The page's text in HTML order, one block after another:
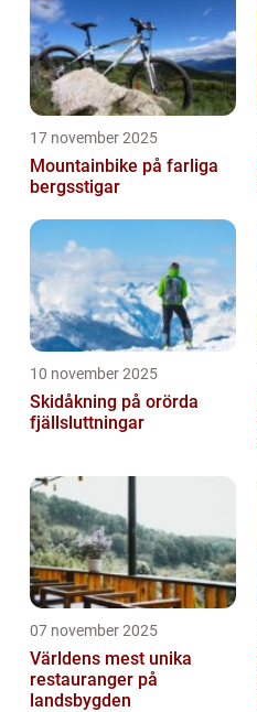
17 november 2025
Mountainbike på farliga
bergsstigar
10 november 2025
Skidåkning på orörda
fjällsluttningar
07 november 2025
Världens mest unika
restauranger på
landsbygden